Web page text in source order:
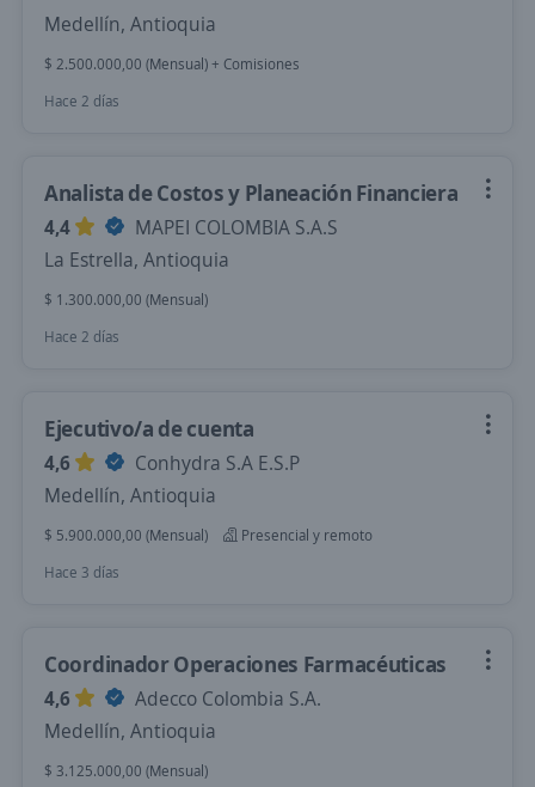
Medellín, Antioquia
$ 2.500.000,00 (Mensual) + Comisiones
Hace 2 días
Analista de Costos y Planeación Financiera
4,4
MAPEI COLOMBIA S.A.S
La Estrella, Antioquia
$ 1.300.000,00 (Mensual)
Hace 2 días
Ejecutivo/a de cuenta
4,6
Conhydra S.A E.S.P
Medellín, Antioquia
$ 5.900.000,00 (Mensual)
Presencial y remoto
Hace 3 días
Coordinador Operaciones Farmacéuticas
4,6
Adecco Colombia S.A.
Medellín, Antioquia
$ 3.125.000,00 (Mensual)